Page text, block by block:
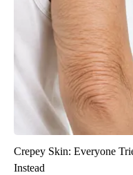
Crepey Skin: Everyone
Instead